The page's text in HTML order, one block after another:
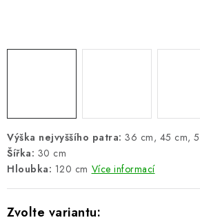
HODNOCENÍ OBCHODU
B2B - VELKOOBCHOD
NAPIŠTE NÁM
KONTAKTY
Výška nejvyššího patra: 36 cm, 45 cm,
Šířka: 30 cm
Hloubka: 120 cm Více informací